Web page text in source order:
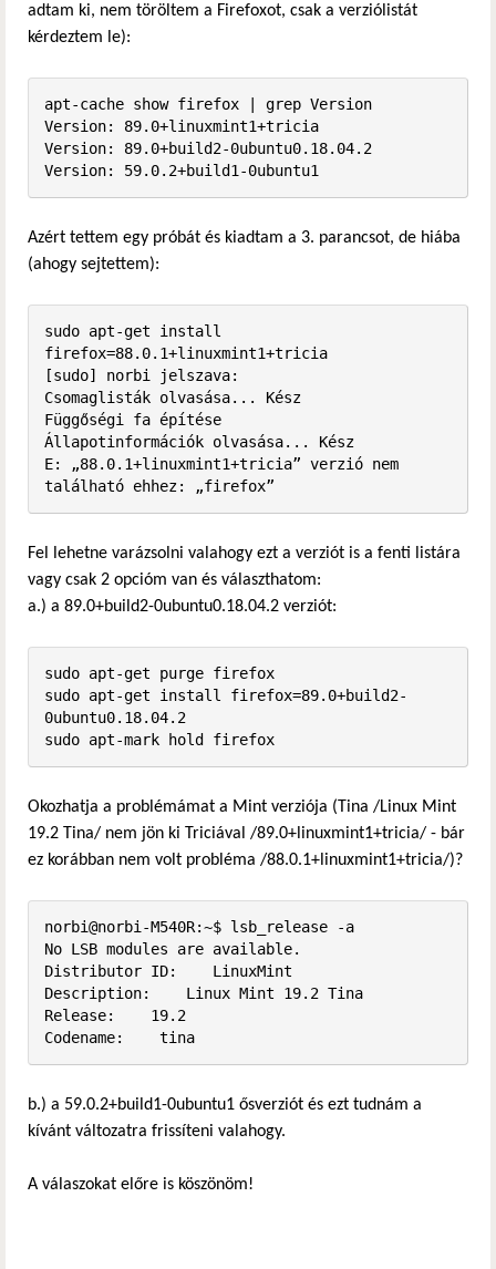
adtam ki, nem töröltem a Firefoxot, csak a verziólistát
kérdeztem le):
apt-cache show firefox | grep Version
Version: 89.0+linuxmint1+tricia
Version: 89.0+build2-0ubuntu0.18.04.2
Version: 59.0.2+build1-0ubuntu1
Azért tettem egy próbát és kiadtam a 3. parancsot, de hiába
(ahogy sejtettem):
sudo apt-get install
firefox=88.0.1+linuxmint1+tricia
[sudo] norbi jelszava:
Csomaglisták olvasása... Kész
Függőségi fa építése
Állapotinformációk olvasása... Kész
E: „88.0.1+linuxmint1+tricia” verzió nem
található ehhez: „firefox”
Fel lehetne varázsolni valahogy ezt a verziót is a fenti listára
vagy csak 2 opcióm van és választhatom:
a.) a 89.0+build2-0ubuntu0.18.04.2 verziót:
sudo apt-get purge firefox
sudo apt-get install firefox=89.0+build2-
0ubuntu0.18.04.2
sudo apt-mark hold firefox
Okozhatja a problémámat a Mint verziója (Tina /Linux Mint
19.2 Tina/ nem jön ki Triciával /89.0+linuxmint1+tricia/ - bár
ez korábban nem volt probléma /88.0.1+linuxmint1+tricia/)?
norbi@norbi-M540R:~$ lsb_release -a
No LSB modules are available.
Distributor ID:    LinuxMint
Description:    Linux Mint 19.2 Tina
Release:    19.2
Codename:    tina
b.) a 59.0.2+build1-0ubuntu1 ősverziót és ezt tudnám a
kívánt változatra frissíteni valahogy.
A válaszokat előre is köszönöm!